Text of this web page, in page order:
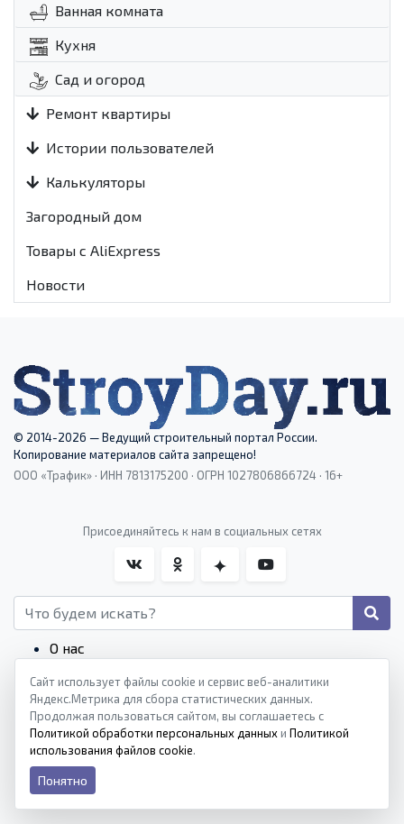
Ванная комната
Кухня
Сад и огород
Ремонт квартиры
Истории пользователей
Калькуляторы
Загородный дом
Товары с AliExpress
Новости
© 2014-2026 — Ведущий строительный портал России.
Копирование материалов сайта запрещено!
ООО «Трафик» · ИНН 7813175200 · ОГРН 1027806866724 · 16+
Присоединяйтесь к нам в социальных сетях
О нас
Контакты
Редакционные стандарты
Пользовательское соглашение
Монетизация сайтов
Политика конфиденциальности
Политика cookies
Сайт использует файлы cookie и сервис веб-аналитики
Яндекс.Метрика для сбора статистических данных.
Продолжая пользоваться сайтом, вы соглашаетесь с
Политикой обработки персональных данных и Политикой
использования файлов cookie.
Понятно